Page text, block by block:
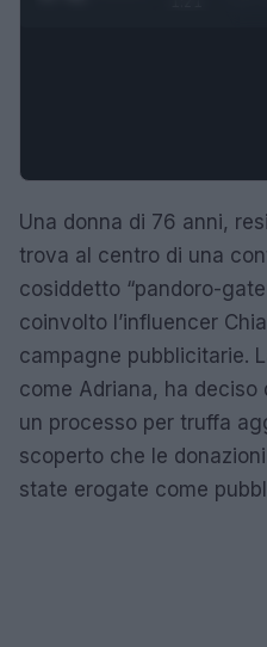
Una donna di 76 anni,
trova al centro di una
cosiddetto “pandoro-
coinvolto l’influencer
campagne pubblicitarie.
come Adriana, ha
un processo per truffa
scoperto che le
state erogate come